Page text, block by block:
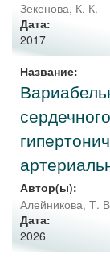
Зекенова, К. К.
Дата:
2017
Название:
Автор(ы):
Алейникова, Т.
Дата:
2026